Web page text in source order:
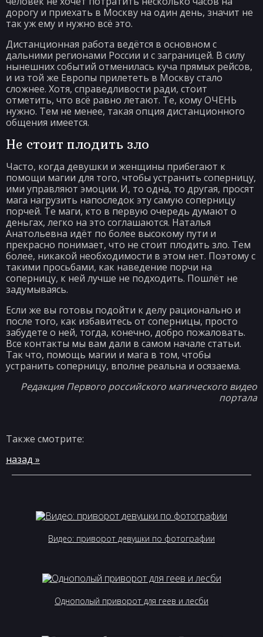
дорогу и приехать в Москву на один день, значит не
так уж ему и нужно всё это.
Дистанционная работа ведётся в основном с
дальними регионами России и с заграницей. В силу
нынешних событий отменилась куча прямых рейсов,
и из той же Европы прилететь в Москву стало
сложнее. Хотя, справедливости ради, стоит
отметить, что всё равно летают. Те, кому ОЧЕНЬ
нужно. Тем не менее, такая опция дистанционного
общения имеется.
Не стоит плодить зло
Часто, когда девушки и женщины прибегают к
помощи магии для того, чтобы устранить соперницу,
ими управляют эмоции. И, то одна, то другая, просят
мага нагрузить напоследок эту самую соперницу
порчей. Те маги, кто в первую очередь думают о
деньгах, легко на это соглашаются. Наталья
Анатольевна идёт по более высокому пути и
прекрасно понимает, что не стоит плодить зло. Тем
более, никакой необходимости в этом нет. Поэтому с
такими просьбами, как наведение порчи на
соперницу, к ней лучше не подходить. Пошлёт не
задумываясь.
Если же вы готовы подойти к делу рационально и
после того, как избавитесь от соперницы, просто
забудете о ней, тогда, конечно, добро пожаловать.
Все контакты мы вам дали в самом начале статьи.
Так что, помощь магии и мага в том, чтобы
устранить соперницу, вполне реальна и осязаема.
Редакция Первого российского магического видео
портала
Также смотрите:
назад »
Видео: приворот девушки по фотографии
Однополый приворот для геев и лесби